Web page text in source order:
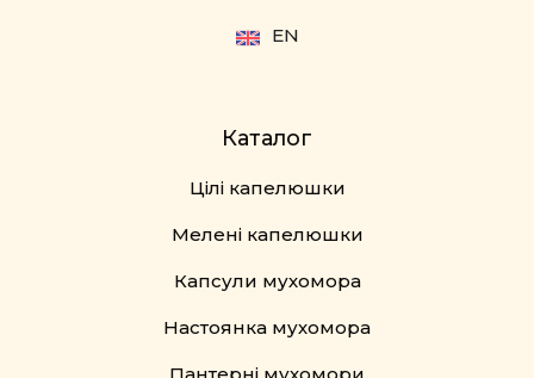
EN
Каталог
Цілі капелюшки
Мелені капелюшки
Капсули мухомора
Настоянка мухомора